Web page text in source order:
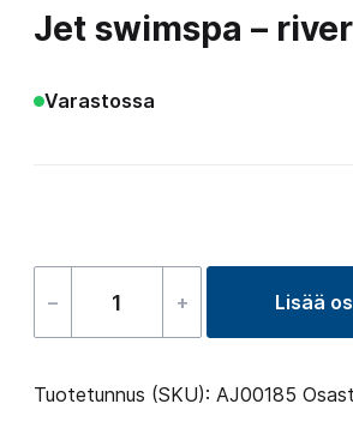
Jet swimspa – river
Varastossa
–
Jet
–
+ Lisää
Tuotetunnus (SKU): AJ00185